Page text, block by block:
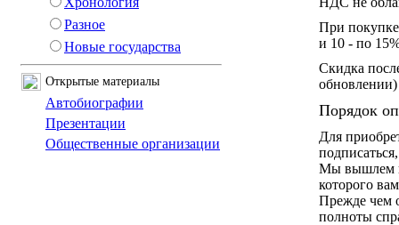
Разное
Новые государства
Открытые материалы
Автобиографии
Презентации
Общественные организации
При покупке
и 10 - по
Скидка
обновлении)
Порядок
Для
Мы вышлем
которого
Прежде чем
полноты